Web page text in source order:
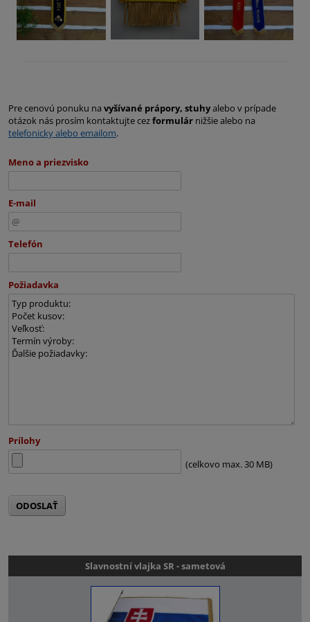
Pre cenovú ponuku na vyšívané prápory, stuhyalebo v prípade
otázok nás prosím kontaktujte cezformulár nižšie alebo na
telefonicky alebo emailom.
Meno a priezvisko
E-mail
Telefón
Požiadavka
Prílohy
(celkovo max. 30 MB)
ODOSLAŤ
Slavnostní vlajka SR - sametová